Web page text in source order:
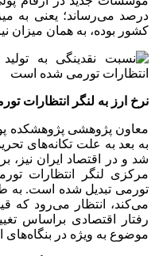
درصد می‌رساند؛ یعنی به
کشور بوده، به همان میزان
نرخ ارز به لنگر انتظارات
به بعد به علت تکانه‌های
شد و در اقتصاد ایران
مرکزی لنگر انتظارات
تورمی تبدیل شده است. به
می‌کند، انتظار می‌رود که
رفتار اقتصادی براساس
موضوع به ویژه در